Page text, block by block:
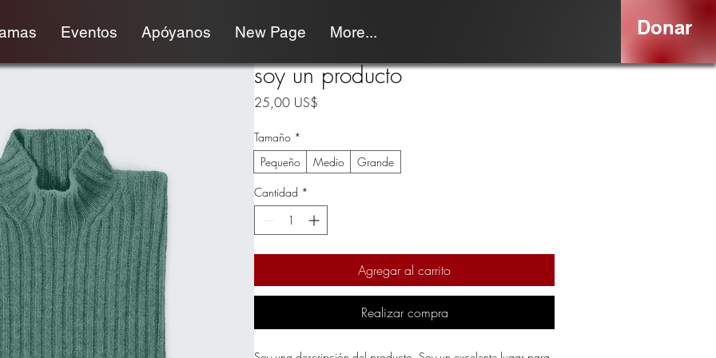
Eventos Apóyanos New Page More... Donar
soy un producto
25,00 US$
Tamaño *
Pequeño
Medio
Grande
Cantidad *
Agregar al carrito
Realizar compra